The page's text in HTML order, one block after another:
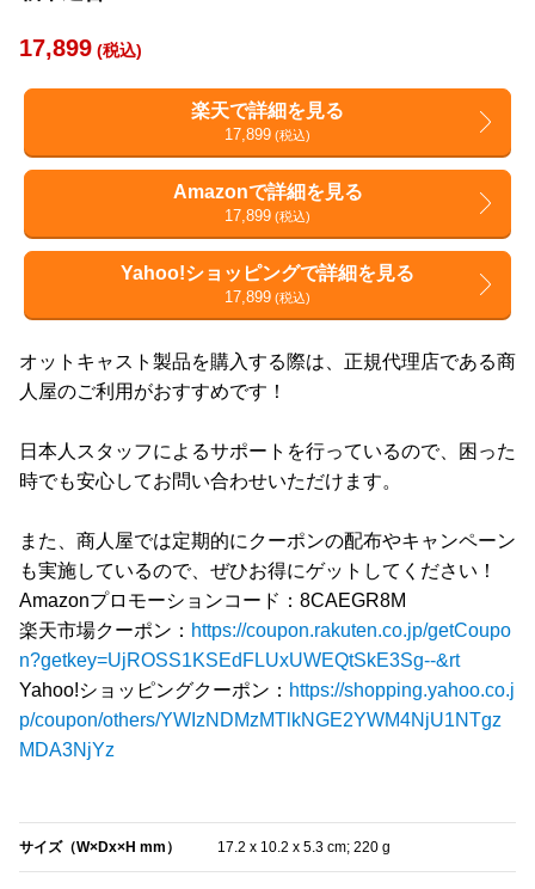
17,899 (税込)
楽天で詳細を見る
17,899 (税込)
Amazonで詳細を見る
17,899 (税込)
Yahoo!ショッピングで詳細を見る
17,899 (税込)
オットキャスト製品を購入する際は、正規代理店である商
人屋のご利用がおすすめです！
日本人スタッフによるサポートを行っているので、困った
時でも安心してお問い合わせいただけます。
また、商人屋では定期的にクーポンの配布やキャンペーン
も実施しているので、ぜひお得にゲットしてください！
Amazonプロモーションコード：8CAEGR8M
楽天市場クーポン： https://coupon.rakuten.co.jp/getCoupo
n?getkey=UjROSS1KSEdFLUxUWEQtSkE3Sg--&rt
Yahoo!ショッピングクーポン： https://shopping.yahoo.co.j
p/coupon/others/YWIzNDMzMTlkNGE2YWM4NjU1NTgz
MDA3NjYz
‎サイズ（W×Dx×H mm） ‎17.2 x 10.2 x 5.3 cm; 220 g